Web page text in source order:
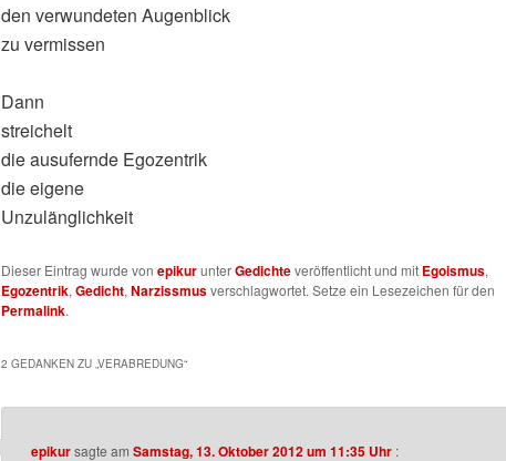
den verwundeten Augenblick
zu vermissen
Dann
streichelt
die ausufernde Egozentrik
die eigene
Unzulänglichkeit
Dieser Eintrag wurde von epikurunterGedichteveröffentlicht und mit Egoismus,
Egozentrik, Gedicht, Narzissmusverschlagwortet. Setze ein Lesezeichen für den
Permalink.
2 GEDANKEN ZU „ VERABREDUNG“
epikursagte am Samstag, 13. Oktober 2012 um 11:35 Uhr :